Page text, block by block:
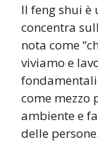
Il feng shui è
concentra
nota come
viviamo e
fondamentali
come mezzo
ambiente e
delle persone.